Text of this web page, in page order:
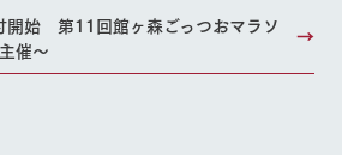
開始 第11回館ヶ森ごっつおマラソ
催～